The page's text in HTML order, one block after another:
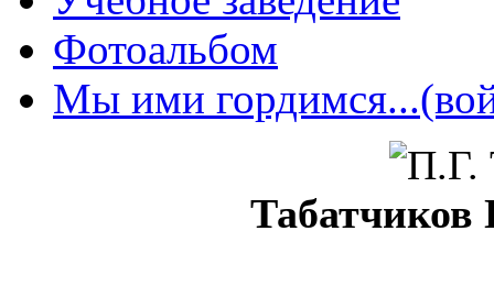
Фотоальбом
Мы ими